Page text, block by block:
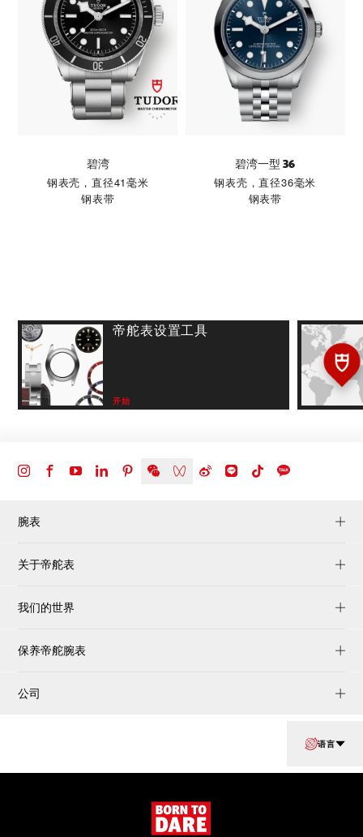
碧湾
钢表壳，直径41毫米
钢表带
碧湾一型 36
钢表壳，直径36毫米
钢表带
帝舵表设置工具
开始
腕表
关于帝舵表
我们的世界
保养帝舵腕表
公司
语言